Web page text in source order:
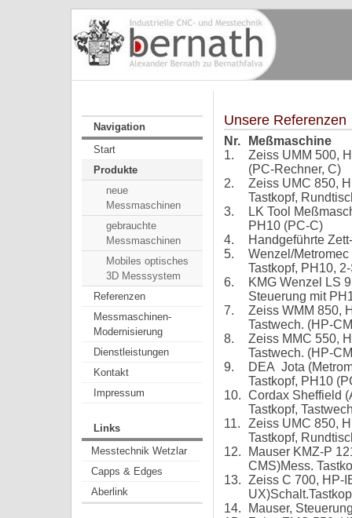
Navigation
Start
Produkte
neue
Messmaschinen
gebrauchte
Messmaschinen
Mobiles optisches
3D Messsystem
Referenzen
Messmaschinen-
Modernisierung
Dienstleistungen
Kontakt
Impressum
Links
Messtechnik Wetzlar
Capps & Edges
Aberlink
Unsere Referenzen
Nr.
Meßmaschine
1.
Zeiss UMM 500,
(PC-Rechner, C)
2.
Zeiss UMC 850,
Tastkopf,
3.
LK Tool
PH10 (PC-C)
4.
Handgeführte
5.
Wenzel/
Tastkopf, PH10,
6.
KMG Wenzel LS
Steuerung mit
7.
Zeiss WMM 850,
Tastwech. (HP-
8.
Zeiss MMC 550,
Tastwech. (HP-
9.
DEA Jota
Tastkopf, PH10
10. Cordax Sheffield
Tastkopf,
11.
Zeiss UMC 850,
Tastkopf,
12.
Mauser KMZ-P
CMS)Mess.
13. Zeiss C 700, HP-
14.
Mauser,